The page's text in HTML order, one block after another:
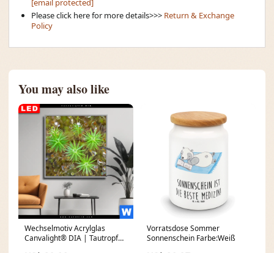
[email protected]
Please click here for more details>>> Return & Exchange
Policy
You may also like
Wechselmotiv Acrylglas
Canvalight® DIA | Tautropfen
Vorratsdose Sommer
Sonnenschein Farbe:Weiß